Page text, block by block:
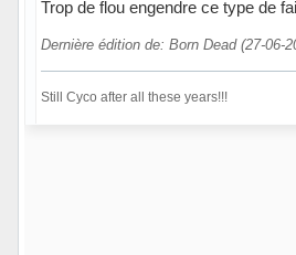
Trop de flou engendre ce type de
Dernière édition de: Born Dead (27-06-
Still Cyco after all these years!!!